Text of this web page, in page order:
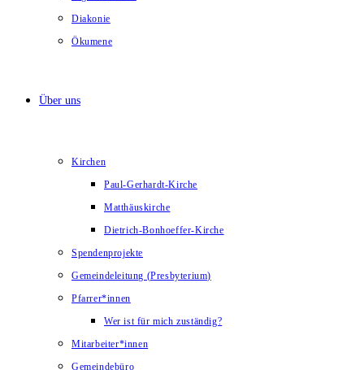
Diakonie
Ökumene
Über uns
Kirchen
Paul-Gerhardt-Kirche
Matthäuskirche
Dietrich-Bonhoeffer-Kirche
Spendenprojekte
Gemeindeleitung (Presbyterium)
Pfarrer*innen
Wer ist für mich zuständig?
Mitarbeiter*innen
Gemeindebüro